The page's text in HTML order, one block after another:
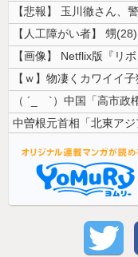
【ｗ】物凄くカワイイ
中曽根元首相「北東ア